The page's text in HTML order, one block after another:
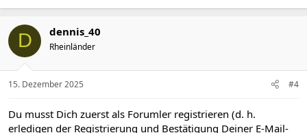
D dennis_40
Rheinländer
15. Dezember 2025 #4
Du musst Dich zuerst als Forumler registrieren (d. h.
erledigen der Registrierung und Bestätigung Deiner E-Mail-